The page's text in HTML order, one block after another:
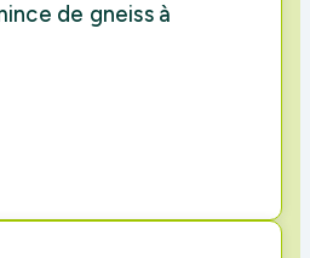
de gneiss à